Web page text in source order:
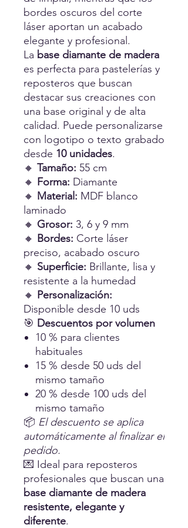
bordes oscuros del corte
láser aportan un acabado
elegante y profesional.
La base diamante de madera
es perfecta para pastelerías y
reposteros que buscan
destacar sus creaciones con
una base original y de alta
calidad. Puede personalizarse
con logotipo o texto grabado
desde 10 unidades.
🔸 Tamaño: 55 cm
🔸 Forma: Diamante
🔸 Material: MDF blanco
laminado
🔸 Grosor: 3, 6 y 9 mm
🔸 Bordes: Corte láser
preciso, acabado oscuro
🔸 Superficie: Brillante, lisa y
resistente a la humedad
🔸 Personalización:
Disponible desde 10 uds
🎯 Descuentos por volumen
10 % para clientes
habituales
15 % desde 50 uds del
mismo tamaño
20 % desde 100 uds del
mismo tamaño
📦 El descuento se aplica
automáticamente al finalizar el
pedido.
💌 Ideal para reposteros
profesionales que buscan una
base diamante de madera
resistente, elegante y
diferente.